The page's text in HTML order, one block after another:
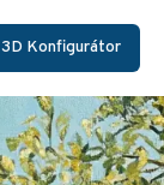
3D Konfigurátor